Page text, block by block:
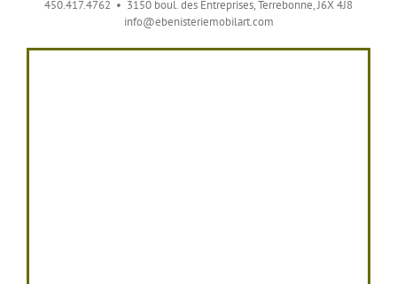
450.417.4762 • 3150 boul. des Entreprises, Terrebonne, J6X 4J8
info@ebenisteriemobilart.com